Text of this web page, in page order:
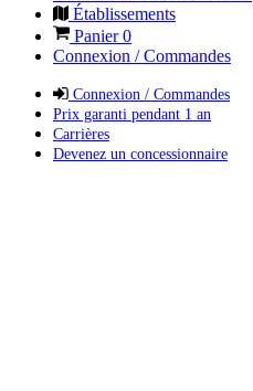
Établissements
Panier0
Connexion / Commandes
Connexion / Commandes
Prix garanti pendant 1 an
Carrières
Devenez un concessionnaire